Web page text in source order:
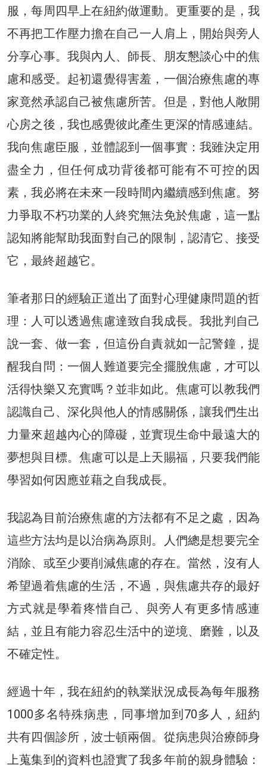
服，每周四早上在紐約做運動。更重要的是，我
不再把工作壓力擔在自己一人肩上，開始與旁人
分享心事。我與內人、師長、朋友懇談心中的焦
慮和感受。起初還覺得害羞，一個治療焦慮的專
家竟然承認自己被焦慮所苦。但是，對他人敞開
心房之後，我也感覺彼此產生更深的情感連結。
我向焦慮臣服，並體認到一個事實：我雖決定用
盡全力，但任何成功背後都可能有不可控的因
素，我必將在未來一段時間內繼續感到焦慮。努
力爭取不朽功業的人終究無法免於焦慮，這一點
認知將能幫助我面對自己的限制，認清它、接受
它，最終超越它。
筆者那日的經驗正道出了面對心理健康問題的哲
理：人可以透過焦慮達致自我成長。我批判自己
說一套、做一套，但這份自責就如一記警鐘，提
醒我自問：一個人難道要完全擺脫焦慮，才可以
活得快樂又充實嗎？並非如此。焦慮可以教我們
認識自己、深化與他人的情感關係，讓我們生出
力量來超越內心的障礙，並實現生命中最遠大的
夢想與目標。焦慮可以是上天賜福，只要我們能
學習如何因應並藉之自我成長。
我認為目前治療焦慮的方法都有不足之處，因為
這些方法均是以治病為原則。人們總是想要完全
消除、或至少要削減焦慮的存在。當然，沒有人
希望過着焦慮的生活，不過，與焦慮共存的最好
方式就是學着疼惜自己、與旁人有更多情感連
結，並且有能力容忍生活中的逆境、磨難，以及
不確定性。
經過十年，我在紐約的執業狀況成長為每年服務
1000多名特殊病患，同事增加到70多人，紐約
共有四個診所，波士頓兩個。從病患與治療師身
上蒐集到的資料也證實了我多年前的親身體驗：